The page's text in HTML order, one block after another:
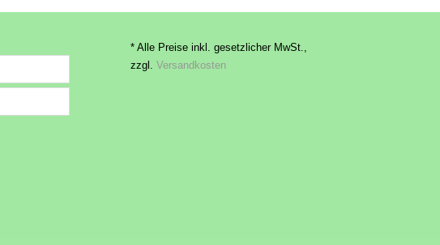
* Alle Preise inkl. gesetzlicher MwSt.,
zzgl. Versandkosten